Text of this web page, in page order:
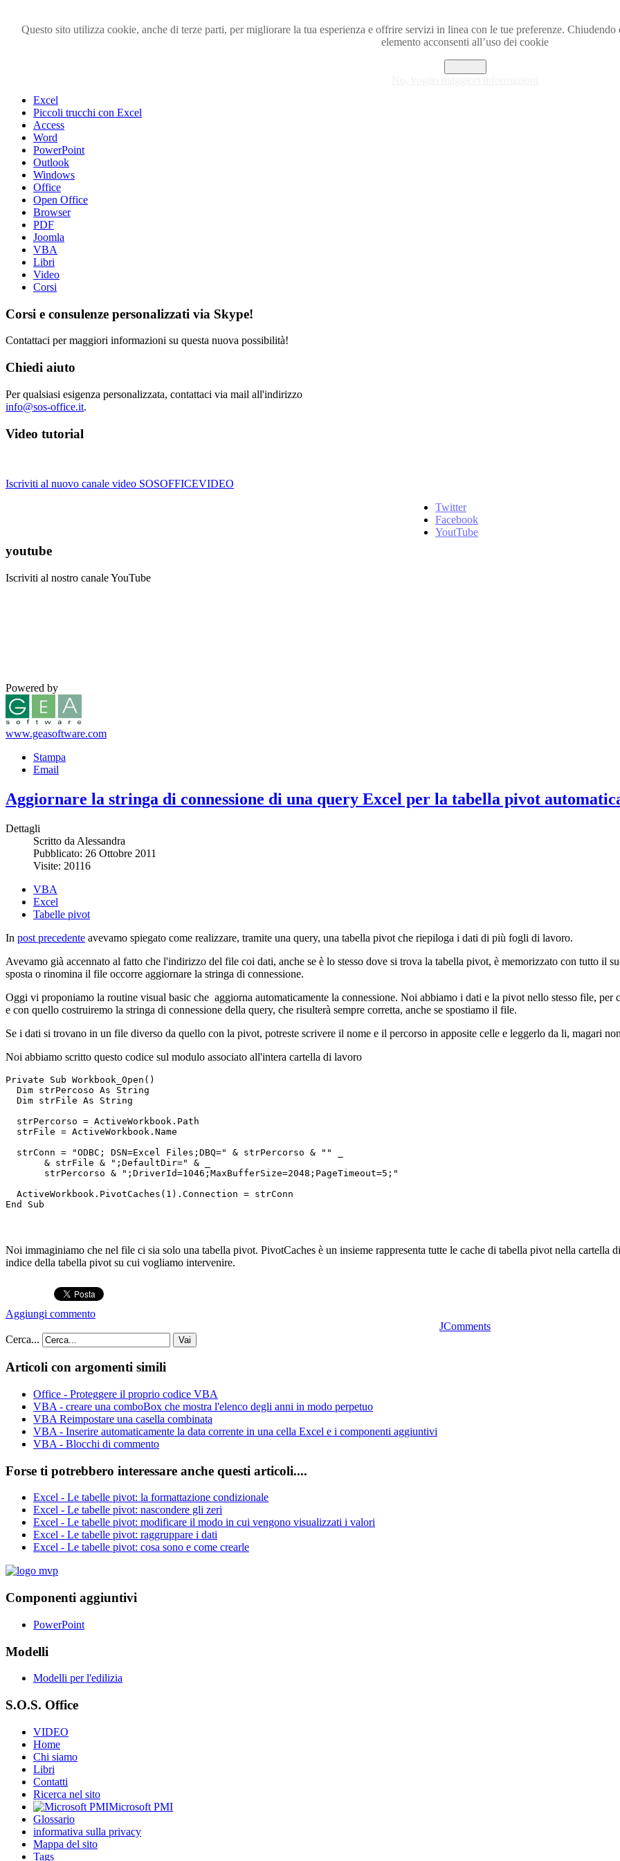
Questo sito utilizza cookie, anche di terze parti, per migliorare la tua esperienza e offrire servizi in linea con le tue preferenze.
elemento acconsenti all’uso dei cookie
Excel
Piccoli trucchi con Excel
Access
Word
PowerPoint
Outlook
Windows
Office
Open Office
Browser
PDF
Joomla
VBA
Libri
Video
Corsi
Corsi e consulenze personalizzati via Skype!
Contattaci per maggiori informazioni su questa nuova possibilità!
Chiedi aiuto
Per qualsiasi esigenza personalizzata, contattaci via mail all'indirizzo
info@sos-office.it.
Video tutorial
Iscriviti al nuovo canale video SOSOFFICEVIDEO
Twitter
Facebook
YoutTube
youtube
Iscriviti al nostro canale YouTube
Powered by
www.geasoftware.com
Stampa
Email
Aggiornare la stringa di connessione di una query Excel per la tabella pivot
Dettagli
Scritto da Alessandra
Pubblicato: 26 Ottobre 2011
Visite: 20116
VBA
Excel
Tabelle pivot
In post precedente avevamo spiegato come realizzare, tramite una query, una tabella pivot che riepiloga i dati di più fogli di lavoro.
Avevamo già accennato al fatto che l'indirizzo del file coi dati, anche se è lo stesso dove si trova la tabella pivot, è memorizzato con tutto il
sposta o rinomina il file occorre aggiornare la stringa di connessione.
Oggi vi proponiamo la routine visual basic che aggiorna automaticamente la connessione. Noi abbiamo i dati e la pivot nello stesso file,
e con quello costruiremo la stringa di connessione della query, che risulterà sempre corretta, anche se spostiamo il file.
Se i dati si trovano in un file diverso da quello con la pivot, potreste scrivere il nome e il percorso in apposite celle e leggerlo da li, magari
Noi abbiamo scritto questo codice sul modulo associato all'intera cartella di lavoro
Private Sub Workbook_Open()
  Dim strPercoso As String
  Dim strFile As String
  strPercorso = ActiveWorkbook.Path
  strFile = ActiveWorkbook.Name
  strConn = "ODBC; DSN=Excel Files;DBQ=" & strPercorso & "" _
       & strFile & ";DefaultDir=" & _
       strPercorso & ";DriverId=1046;MaxBufferSize=2048;PageTimeout=5;"
  ActiveWorkbook.PivotCaches(1).Connection = strConn
End Sub
Noi immaginiamo che nel file ci sia solo una tabella pivot. PivotCaches è un insieme rappresenta tutte le cache di tabella pivot nella cartella
indice della tabella pivot su cui vogliamo intervenire.
Aggiungi commento
JComments
Cerca...
Vai
Articoli con argomenti simili
Office - Proteggere il proprio codice VBA
VBA - creare una comboBox che mostra l'elenco degli anni in modo perpetuo
VBA Reimpostare una casella combinata
VBA - Inserire automaticamente la data corrente in una cella Excel e i componenti aggiuntivi
VBA - Blocchi di commento
Forse ti potrebbero interessare anche questi articoli....
Excel - Le tabelle pivot: la formattazione condizionale
Excel - Le tabelle pivot: nascondere gli zeri
Excel - Le tabelle pivot: modificare il modo in cui vengono visualizzati i valori
Excel - Le tabelle pivot: raggruppare i dati
Excel - Le tabelle pivot: cosa sono e come crearle
Componenti aggiuntivi
PowerPoint
Modelli
Modelli per l'edilizia
S.O.S. Office
VIDEO
Home
Chi siamo
Libri
Contatti
Ricerca nel sito
Microsoft PMI
Glossario
informativa sulla privacy
Mappa del sito
Tags